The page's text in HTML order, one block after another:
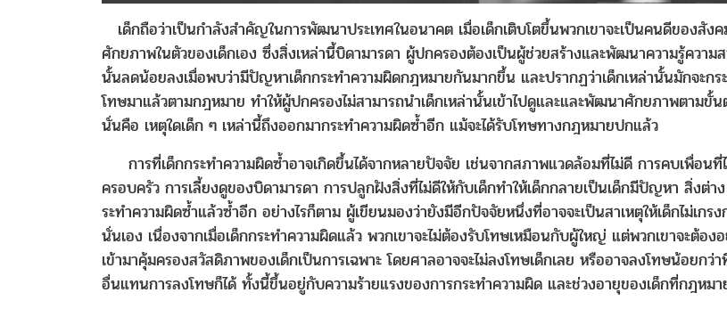
เด็กถือว่าเป็นกำลังสำคัญในการพัฒนาประเทศในอนาคต เมื่อเด็กเติบโตขึ้นพวกเขาจะเป็นคนดีของสัง
ศักยภาพในตัวของเด็กเอง ซึ่งสิ่งเหล่านี้บิดามารดา ผู้ปกครองต้องเป็นผู้ช่วยสร้างและพัฒนาความรู้ควา
นั้นลดน้อยลงเมื่อพบว่ามีปัญหาเด็กกระทำความผิดกฎหมายกันมากขึ้น และปรากฏว่าเด็กเหล่านั้นมักจะกร
โทษมาแล้วตามกฎหมาย ทำให้ผู้ปกครองไม่สามารถนำเด็กเหล่านั้นเข้าไปดูและและพัฒนาศักยภาพตาม
นั่นคือ เหตุใดเด็ก ๆ เหล่านี้ถึงออกมากระทำความผิดซ้ำอีก แม้จะได้รับโทษทางกฎหมายปกแล้ว
การที่เด็กกระทำความผิดซ้ำอาจเกิดขึ้นได้จากหลายปัจจัย เช่นจากสภาพแวดล้อมที่ไม่ดี การคบเพื่อน
ครอบครัว การเลี้ยงดูของบิดามารดา การปลูกฝังสิ่งที่ไม่ดีให้กับเด็กทำให้เด็กกลายเป็นเด็กมีปัญหา สิ่งต่
ระทำความผิดซ้ำแล้วซ้ำอีก อย่างไรก็ตาม ผู้เขียนมองว่ายังมีอีกปัจจัยหนึ่งที่อาจจะเป็นสาเหตุให้เด็กไม่เ
นั่นเอง เนื่องจากเมื่อเด็กกระทำความผิดแล้ว พวกเขาจะไม่ต้องรับโทษเหมือนกับผู้ใหญ่ แต่พวกเขาจะต้อ
เข้ามาคุ้มครองสวัสดิภาพของเด็กเป็นการเฉพาะ โดยศาลอาจจะไม่ลงโทษเด็กเลย หรืออาจลงโทษน้อยก
อื่นแทนการลงโทษก็ได้ ทั้งนี้ขึ้นอยู่กับความร้ายแรงของการกระทำความผิด และช่วงอายุของเด็กที่กฎหมา